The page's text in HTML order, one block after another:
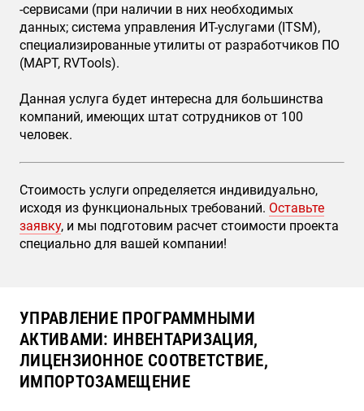
-сервисами (при наличии в них необходимых
данных; система управления ИТ-услугами (ITSM),
специализированные утилиты от разработчиков ПО
(MAPT, RVTools).
Данная услуга будет интересна для большинства
компаний, имеющих штат сотрудников от 100
человек.
Стоимость услуги определяется индивидуально,
исходя из функциональных требований. Оставьте
заявку, и мы подготовим расчет стоимости проекта
специально для вашей компании!
УПРАВЛЕНИЕ ПРОГРАММНЫМИ
АКТИВАМИ: ИНВЕНТАРИЗАЦИЯ,
ЛИЦЕНЗИОННОЕ СООТВЕТСТВИЕ,
ИМПОРТОЗАМЕЩЕНИЕ